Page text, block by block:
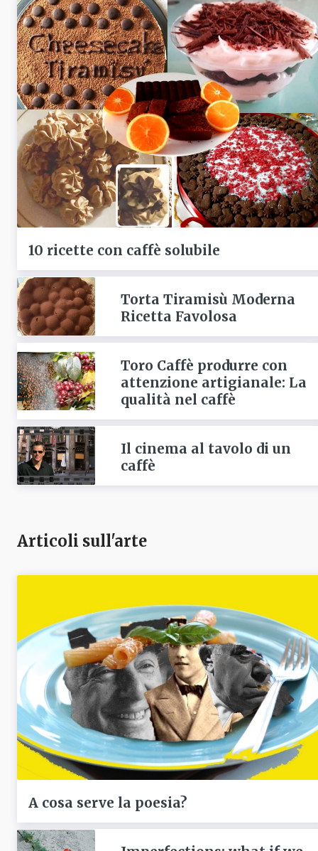
10 ricette con caffè solubile
Torta Tiramisù Moderna
Ricetta Favolosa
Toro Caffè produrre con
attenzione artigianale: La
qualità nel caffè
Il cinema al tavolo di un
caffè
Articoli sull'arte
A cosa serve la poesia?